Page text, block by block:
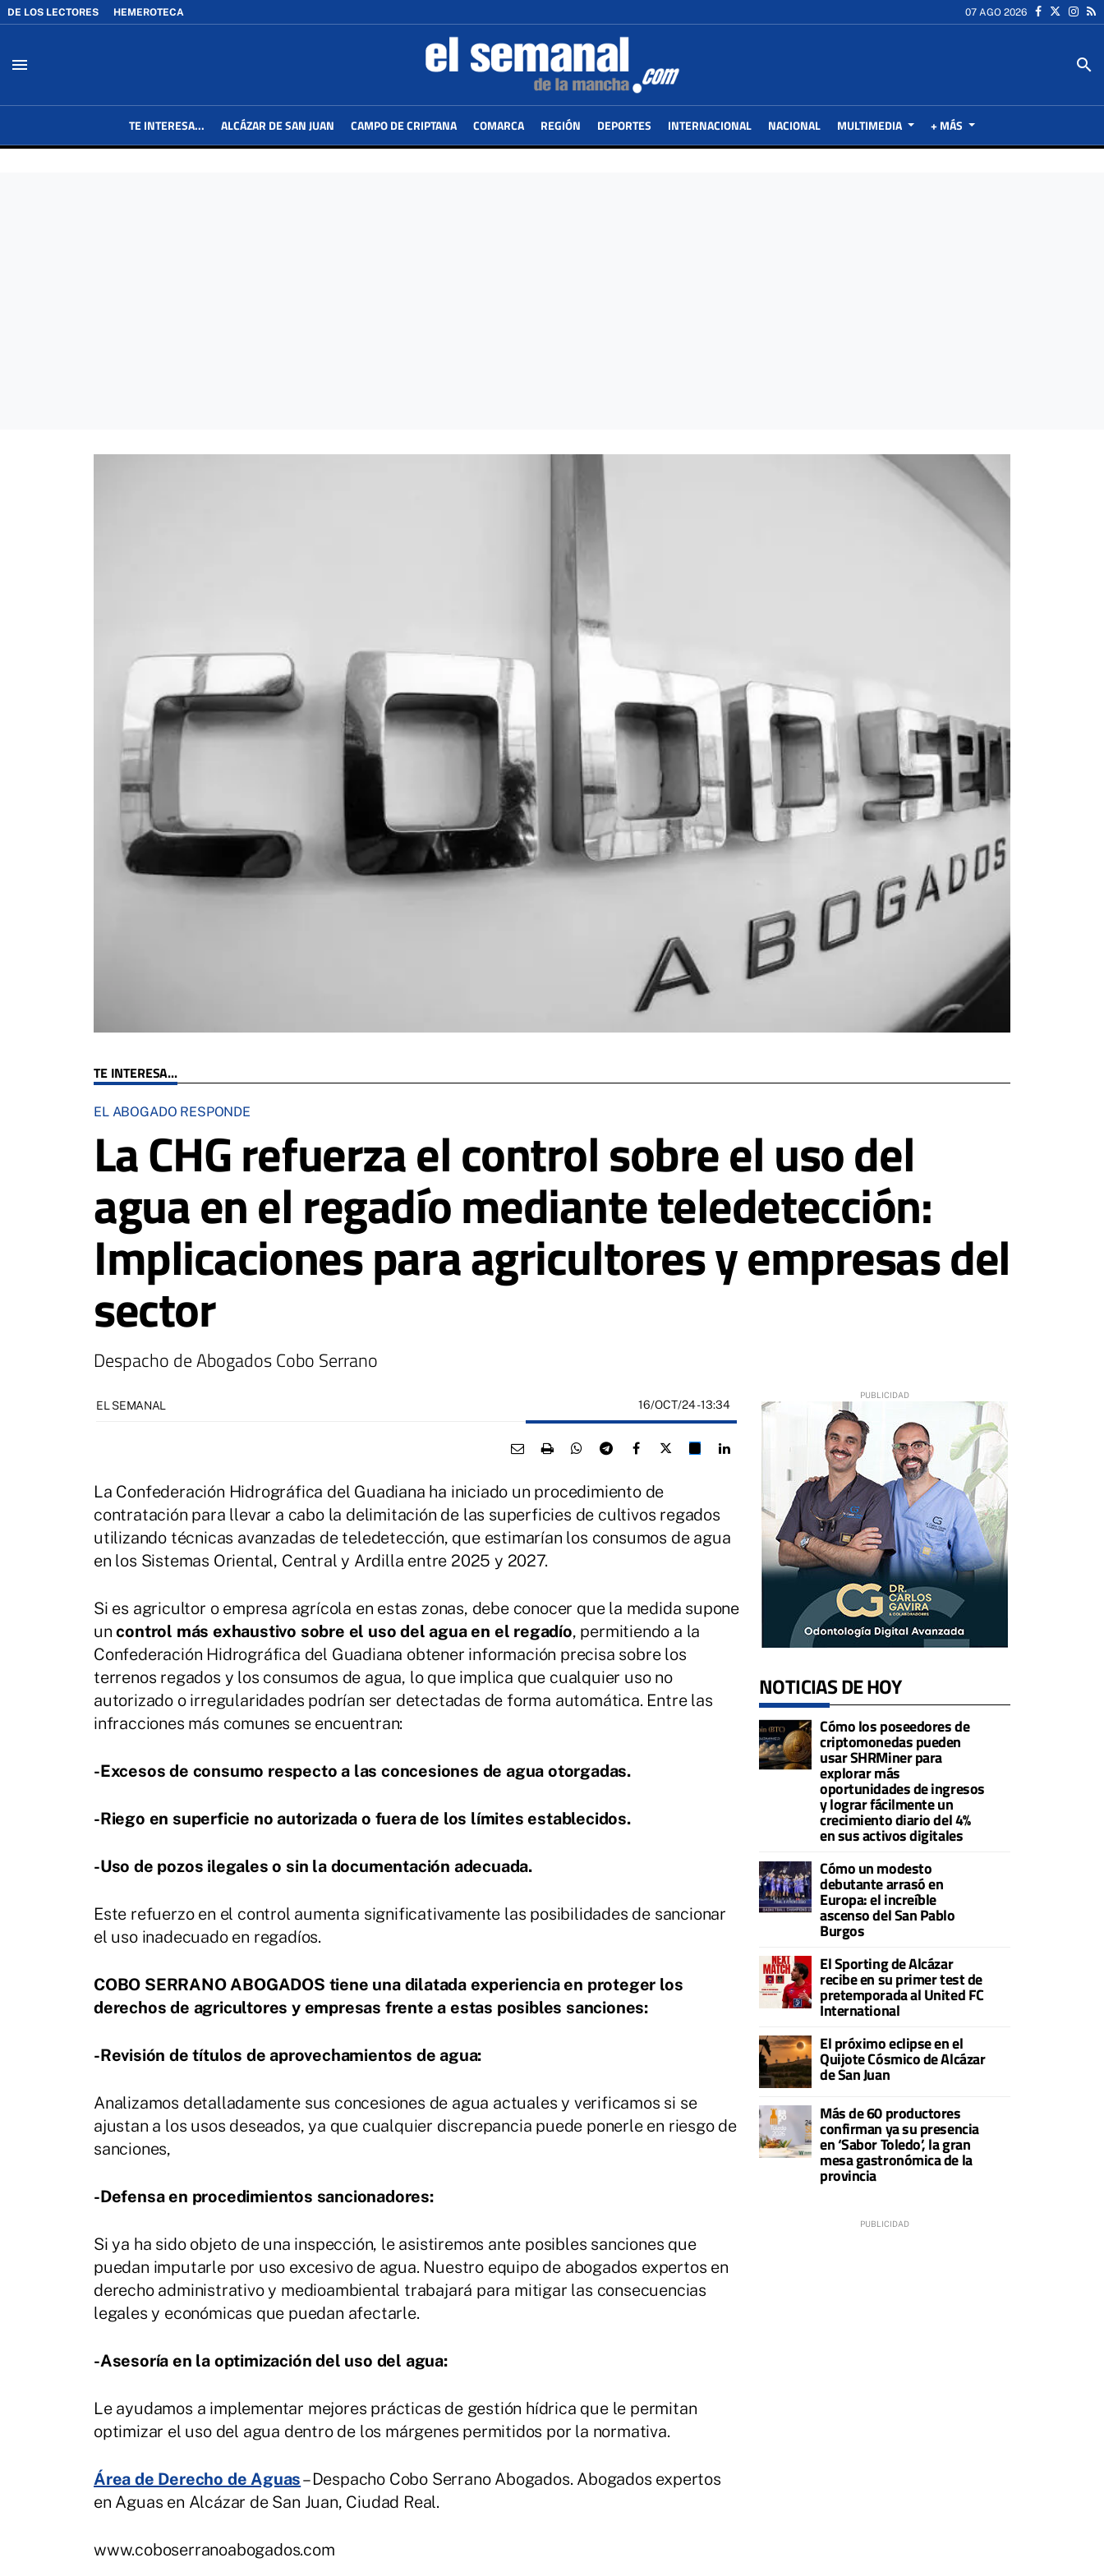
DE LOS LECTORES HEMEROTECA 07 AGO 2026
menu search
TE INTERESA... ALCÁZAR DE SAN JUAN CAMPO DE CRIPTANA COMARCA REGIÓN DEPORTES INTERNACIONAL NACIONAL MULTIMEDIA + MÁS
TE INTERESA...
EL ABOGADO RESPONDE
La CHG refuerza el control sobre el uso del
agua en el regadío mediante teledetección:
Implicaciones para agricultores y empresas del
sector
Despacho de Abogados Cobo Serrano
EL SEMANAL 16/OCT/24- 13:34
La Confederación Hidrográfica del Guadiana ha iniciado un procedimiento de
contratación para llevar a cabo la delimitación de las superficies de cultivos regados
utilizando técnicas avanzadas de teledetección, que estimarían los consumos de agua
en los Sistemas Oriental, Central y Ardilla entre 2025 y 2027.
Si es agricultor o empresa agrícola en estas zonas, debe conocer que la medida supone
uncontrol más exhaustivo sobre el uso del agua en el regadío, permitiendo a la
Confederación Hidrográfica del Guadiana obtener información precisa sobre los
terrenos regados y los consumos de agua, lo que implica que cualquier uso no
autorizado o irregularidades podrían ser detectadas de forma automática. Entre las
infracciones más comunes se encuentran:
-Excesos de consumo respecto a las concesiones de agua otorgadas.
-Riego en superficie no autorizada o fuera de los límites establecidos.
-Uso de pozos ilegales o sin la documentación adecuada.
Este refuerzo en el control aumenta significativamente las posibilidades de sancionar
el uso inadecuado en regadíos.
COBO SERRANO ABOGADOS tiene una dilatada experiencia en proteger los
derechos de agricultores y empresas frente a estas posibles sanciones:
-Revisión de títulos de aprovechamientos de agua:
Analizamos detalladamente sus concesiones de agua actuales y verificamos si se
ajustan a los usos deseados, ya que cualquier discrepancia puede ponerle en riesgo de
sanciones,
-Defensa en procedimientos sancionadores:
Si ya ha sido objeto de una inspección, le asistiremos ante posibles sanciones que
puedan imputarle por uso excesivo de agua. Nuestro equipo de abogados expertos en
derecho administrativo y medioambiental trabajará para mitigar las consecuencias
legales y económicas que puedan afectarle.
-Asesoría en la optimización del uso del agua:
Le ayudamos a implementar mejores prácticas de gestión hídrica que le permitan
optimizar el uso del agua dentro de los márgenes permitidos por la normativa.
Área de Derecho de Aguas– Despacho Cobo Serrano Abogados. Abogados expertos
en Aguas en Alcázar de San Juan, Ciudad Real.
www.coboserranoabogados.com
NOTICIAS DE HOY
Cómo los poseedores de
criptomonedas pueden
usar SHRMiner para
explorar más
oportunidades de ingresos
y lograr fácilmente un
crecimiento diario del 4%
en sus activos digitales
Cómo un modesto
debutante arrasó en
Europa: el increíble
ascenso del San Pablo
Burgos
El Sporting de Alcázar
recibe en su primer test de
pretemporada al United FC
International
El próximo eclipse en el
Quijote Cósmico de Alcázar
de San Juan
Más de 60 productores
confirman ya su presencia
en ‘Sabor Toledo’, la gran
mesa gastronómica de la
provincia